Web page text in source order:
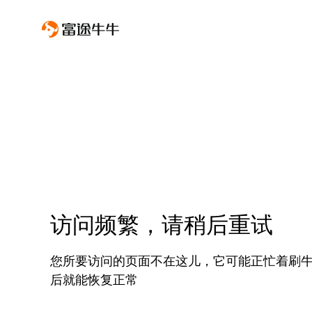
访问频繁，请稍后重试
您所要访问的页面不在这儿，它可能正忙着刷
后就能恢复正常